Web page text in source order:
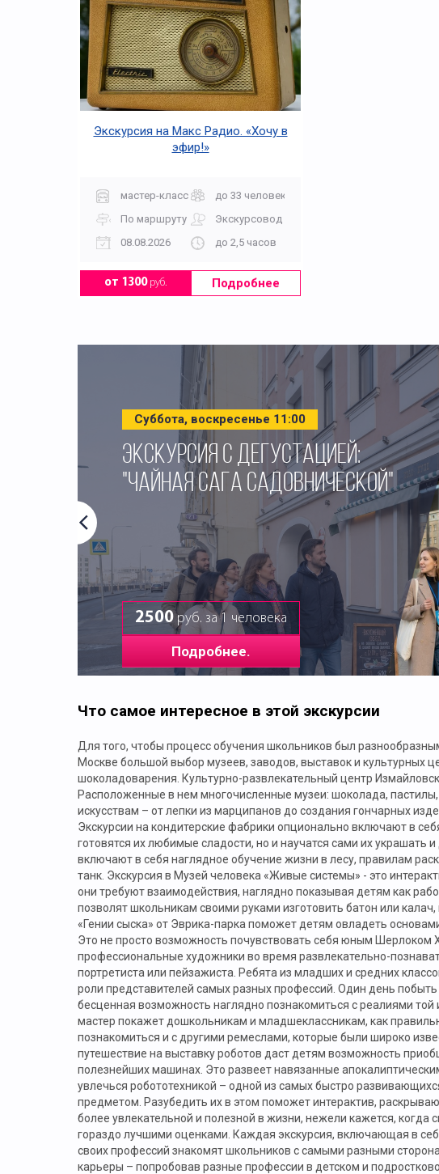
Экскурсия на Макс Радио. «Хочу в
эфир!»
мастер-класс
до 33 человек
По маршруту
Экскурсовод
08.08.2026
до 2,5 часов
от 1300руб. Подробнее
Суббота, воскресенье 11:00
ЭКСКУРСИЯ С ДЕГУСТАЦИЕЙ:
"ЧАЙНАЯ САГА САДОВНИЧЕСКОЙ"
2500руб. за 1 человека
Подробнее.
Что самое интересное в этой экскурсии
Для того, чтобы процесс обучения школьников был
Москве большой выбор музеев, заводов, выставок и культурных
шоколадоварения. Культурно-развлекательный центр
Расположенные в нем многочисленные музеи: шоколада,
искусствам – от лепки из марципанов до создания гончарных
Экскурсии на кондитерские фабрики опционально включают в
готовятся их любимые сладости, но и научатся сами их украшать
включают в себя наглядное обучение жизни в лесу, правилам
танк. Экскурсия в Музей человека «Живые системы» - это
они требуют взаимодействия, наглядно показывая детям как
позволят школьникам своими руками изготовить батон или
«Гении сыска» от Эврика-парка поможет детям овладеть
Это не просто возможность почувствовать себя юным
профессиональные художники во время развлекательно-
портретиста или пейзажиста. Ребята из младших и средних
роли представителей самых разных профессий. Один день
бесценная возможность наглядно познакомиться с реалиями
мастер покажет дошкольникам и младшеклассникам, как
познакомиться и с другими ремеслами, которые были широко
путешествие на выставку роботов даст детям возможность
полезнейших машинах. Это развеет навязанные
увлечься робототехникой – одной из самых быстро
предметом. Разубедить их в этом поможет интерактив,
более увлекательной и полезной в жизни, нежели кажется,
гораздо лучшими оценками. Каждая экскурсия, включающая в
своих профессий знакомят школьников с самыми разными
карьеры – попробовав разные профессии в детском и